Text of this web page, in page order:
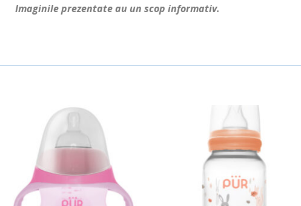
Imaginile prezentate au un scop informativ.